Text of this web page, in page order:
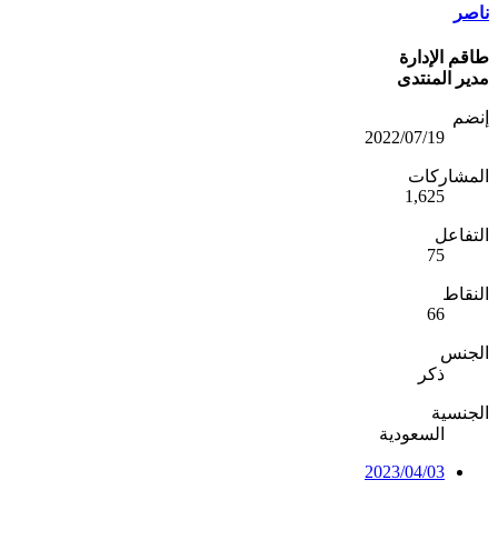
ناصر
طاقم الإدارة
مدير المنتدى
إنضم
2022/07/19
المشاركات
1,625
التفاعل
75
النقاط
66
الجنس
ذكر
الجنسية
السعودية
2023/04/03